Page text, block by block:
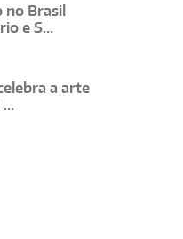
no Brasil
e S...
a arte